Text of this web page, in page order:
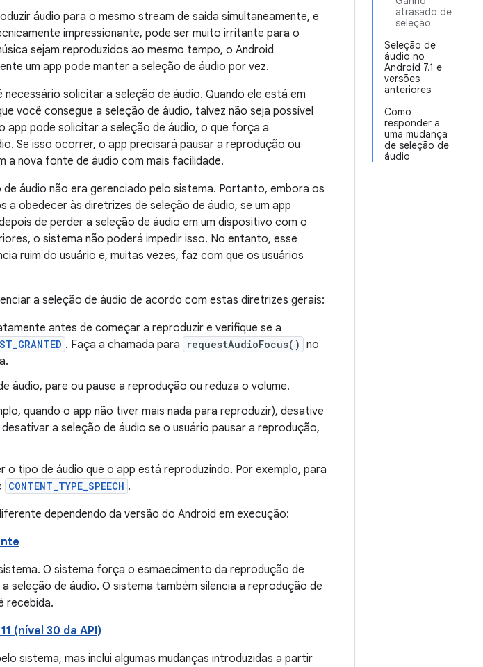
atrasado de
seleção
Seleção de
áudio no
Android 7.1 e
versões
anteriores
Como
responder a
uma mudança
de seleção de
áudio
áudio para o mesmo stream de saída simultaneamente, e
impressionante, pode ser muito irritante para o
sejam reproduzidos ao mesmo tempo, o Android
um app pode manter a seleção de áudio por vez.
necessário solicitar a seleção de áudio. Quando ele está em
você consegue a seleção de áudio, talvez não seja possível
pode solicitar a seleção de áudio, o que força a
Se isso ocorrer, o app precisará pausar a reprodução ou
a nova fonte de áudio com mais facilidade.
de áudio não era gerenciado pelo sistema. Portanto, embora os
a obedecer às diretrizes de seleção de áudio, se um app
de perder a seleção de áudio em um dispositivo com o
o sistema não poderá impedir isso. No entanto, esse
ruim do usuário e, muitas vezes, faz com que os usuários
a seleção de áudio de acordo com estas diretrizes gerais:
antes de começar a reproduzir e verifique se a
. Faça a chamada para requestAudioFocus() no
áudio, pare ou pause a reprodução ou reduza o volume.
quando o app não tiver mais nada para reproduzir), desative
a seleção de áudio se o usuário pausar a reprodução,
o tipo de áudio que o app está reproduzindo. Por exemplo, para
CONTENT_TYPE_SPEECH .
dependendo da versão do Android em execução:
O sistema força o esmaecimento da reprodução de
seleção de áudio. O sistema também silencia a reprodução de
recebida.
(nível 30 da API)
sistema, mas inclui algumas mudanças introduzidas a partir